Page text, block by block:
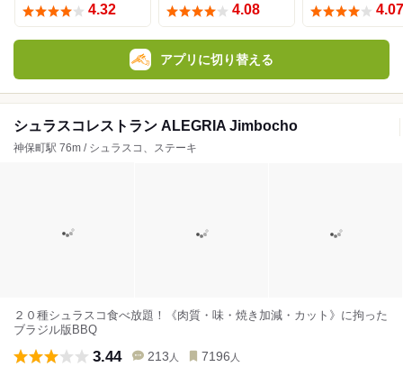
4.32 4.08 4.07
アプリに切り替える
シュラスコレストラン ALEGRIA Jimbocho
神保町駅 76m / シュラスコ、ステーキ
２０種シュラスコ食べ放題！《肉質・味・焼き加減・カット》に拘った
ブラジル版BBQ
3.44 213 人 7196 人